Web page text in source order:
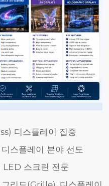
디스플레이 집중
스플레이 분야 선도
LED 스크린 전문